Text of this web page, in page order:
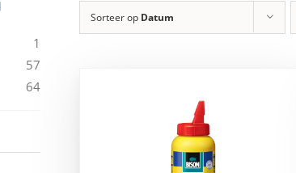
Sorteer op Datum
1
57
64